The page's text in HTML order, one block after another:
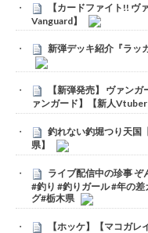
【カードファイト!!
Vanguard】
新弾デッキ紹介『ラッ
【新弾発売】 ヴァン
ァンガード】【新人Vtuber
釣れない釣堀つり天国
県】
ライブ配信中の珍事
#釣り #釣りガール #年の
グ#栃木県
【ホッケ】【マコガレ